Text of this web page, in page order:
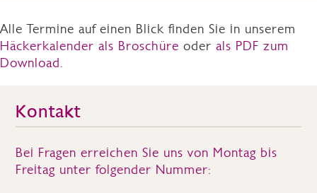
Alle Termine auf einen Blick finden Sie in unserem
Häckerkalender als Broschüre oder als PDF zum
Download.
Kontakt
Bei Fragen erreichen Sie uns von Montag bis
Freitag unter folgender Nummer: